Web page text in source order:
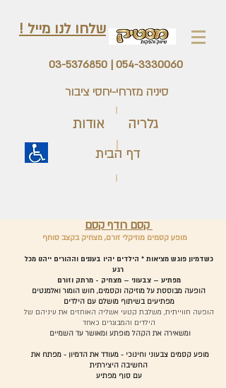
שלחו לנו מייל !
054-3330060
|
03-5376850
סיניה מזרחי-יחסי ציבור
אודות גלריה
דף הבית
מופע קסמים מוזיקלי זורם, מצחיק בקצב סוחף
כשדמיון פוגש מציאות * הילדים יהיו בעננים וההורים ייהנו מכל
רגע
מפתיע – צבעוני – מצחיק - מרתק וזורם
הופעה מבוססת על מוזיקה וקסמים, חוש הומור ואלמנטים
מפתיעים בשיתוף מושלם עם הילדים
הופעה חווייתית, משלבת קטעי אשליה האוחזים את עיניהם של
הילדים והמבוגרים כאחד
ומשאירה את הקהל מופתע ומאושר עד השמיים
החשיבה היצירתית
עם סוף מפתיע​